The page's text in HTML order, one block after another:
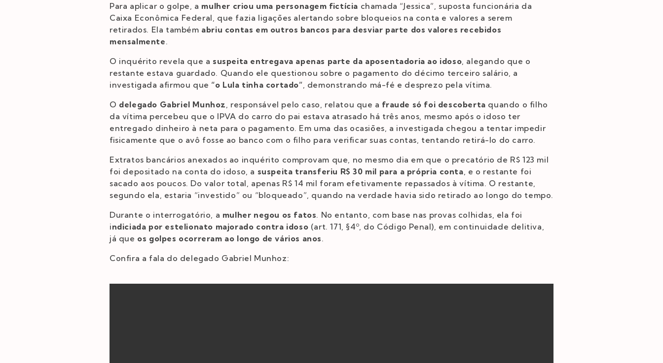
Para aplicar o golpe, a mulher criou uma personagem fictícia chamada “Jessica”, suposta funcionária da
Caixa Econômica Federal, que fazia ligações alertando sobre bloqueios na conta e valores a serem
retirados. Ela também abriu contas em outros bancos para desviar parte dos valores recebidos
mensalmente.
O inquérito revela que a suspeita entregava apenas parte da aposentadoria ao idoso , alegando que o
restante estava guardado. Quando ele questionou sobre o pagamento do décimo terceiro salário, a
investigada afirmou que “o Lula tinha cortado” , demonstrando má-fé e desprezo pela vítima.
O delegado Gabriel Munhoz , responsável pelo caso, relatou que a fraude só foi descoberta quando o filho
da vítima percebeu que o IPVA do carro do pai estava atrasado há três anos, mesmo após o idoso ter
entregado dinheiro à neta para o pagamento. Em uma das ocasiões, a investigada chegou a tentar impedir
fisicamente que o avô fosse ao banco com o filho para verificar suas contas, tentando retirá-lo do carro.
Extratos bancários anexados ao inquérito comprovam que, no mesmo dia em que o precatório de R$ 123 mil
foi depositado na conta do idoso, a suspeita transferiu R$ 30 mil para a própria conta , e o restante foi
sacado aos poucos. Do valor total, apenas R$ 14 mil foram efetivamente repassados à vítima. O restante,
segundo ela, estaria “investido” ou “bloqueado”, quando na verdade havia sido retirado ao longo do tempo.
Durante o interrogatório, a mulher negou os fatos. No entanto, com base nas provas colhidas, ela foi
indiciada por estelionato majorado contra idoso (art. 171, §4º, do Código Penal), em continuidade delitiva,
já que os golpes ocorreram ao longo de vários anos.
Confira a fala do delegado Gabriel Munhoz: